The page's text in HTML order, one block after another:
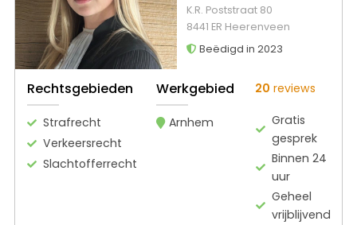
K.R. Poststraat 80
8441 ER Heerenveen
Beëdigd in 2023
Rechtsgebieden
Strafrecht
Verkeersrecht
Slachtofferrecht
Werkgebied
Arnhem
20 reviews
Gratis
gesprek
Binnen 24
uur
Geheel
vrijblijvend